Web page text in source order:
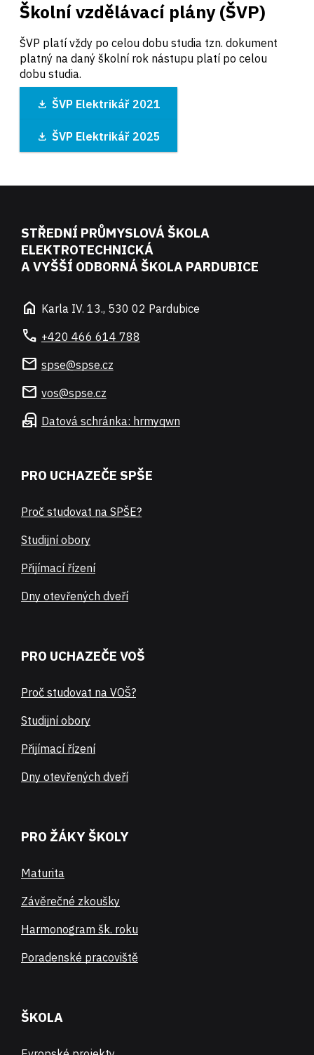
Školní vzdělávací plány (ŠVP)
ŠVP platí vždy po celou dobu studia tzn. dokument
platný na daný školní rok nástupu platí po celou
dobu studia.
ŠVP Elektrikář 2021
ŠVP Elektrikář 2025
STŘEDNÍ PRŮMYSLOVÁ ŠKOLA
ELEKTROTECHNICKÁ
A VYŠŠÍ ODBORNÁ ŠKOLA PARDUBICE
home Karla IV. 13., 530 02 Pardubice
call +420 466 614 788
mail spse@spse.cz
mail vos@spse.cz
local_post_office Datová schránka: hrmyqwn
PRO UCHAZEČE SPŠE
Proč studovat na SPŠE?
Studijní obory
Přijímací řízení
Dny otevřených dveří
PRO UCHAZEČE VOŠ
Proč studovat na VOŠ?
Studijní obory
Přijímací řízení
Dny otevřených dveří
PRO ŽÁKY ŠKOLY
Maturita
Závěrečné zkoušky
Harmonogram šk. roku
Poradenské pracoviště
ŠKOLA